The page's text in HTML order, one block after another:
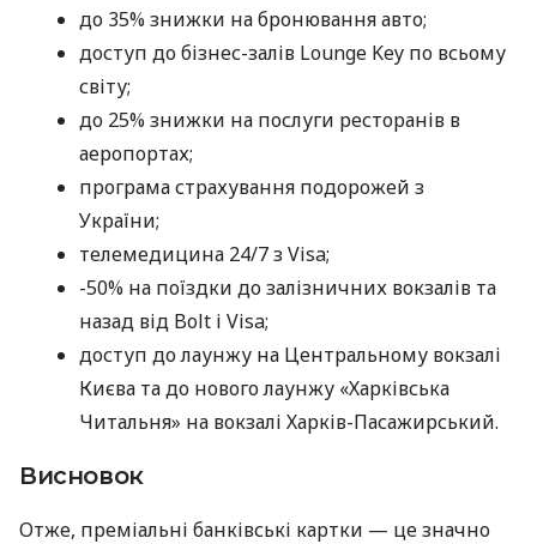
до 35% знижки на бронювання авто;
доступ до бізнес-залів Lounge Key по всьому
світу;
до 25% знижки на послуги ресторанів в
аеропортах;
програма страхування подорожей з
України;
телемедицина 24/7 з Visa;
-50% на поїздки до залізничних вокзалів та
назад від Bolt і Visa;
доступ до лаунжу на Центральному вокзалі
Києва та до нового лаунжу «Харківська
Читальня» на вокзалі Харків-Пасажирський.
Висновок
Отже, преміальні банківські картки — це значно